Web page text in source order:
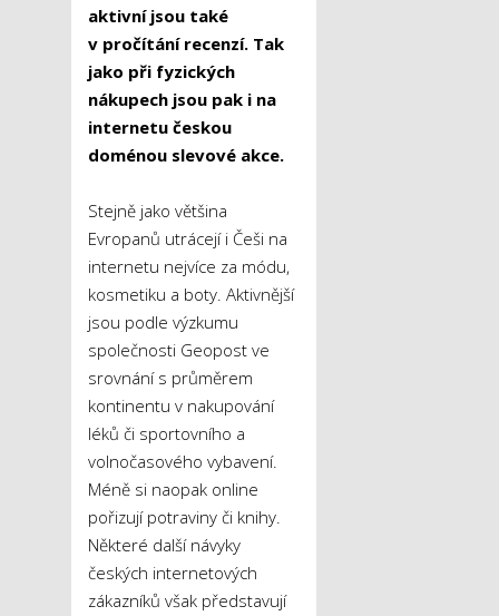
aktivní jsou také
v pročítání recenzí. Tak
jako při fyzických
nákupech jsou pak i na
internetu českou
doménou slevové akce.
Stejně jako většina
Evropanů utrácejí i Češi na
internetu nejvíce za módu,
kosmetiku a boty. Aktivnější
jsou podle výzkumu
společnosti Geopost ve
srovnání s průměrem
kontinentu v nakupování
léků či sportovního a
volnočasového vybavení.
Méně si naopak online
pořizují potraviny či knihy.
Některé další návyky
českých internetových
zákazníků však představují